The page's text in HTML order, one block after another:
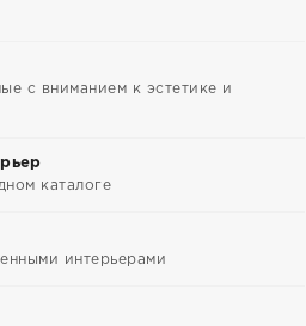
с вниманием к эстетике и
каталоге
интерьерами